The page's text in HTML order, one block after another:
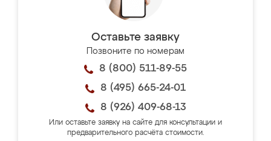
Оставьте заявку
Позвоните по номерам
8 (800) 511-89-55
8 (495) 665-24-01
8 (926) 409-68-13
Или оставьте заявку на сайте для консультации и
предварительного расчёта стоимости.